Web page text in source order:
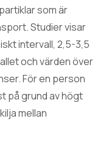
som är
Studier visar
intervall, 2,5-3,5
och värden över
För en person
på grund av högt
mellan